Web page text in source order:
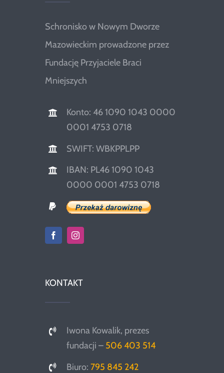
Schronisko w Nowym Dworze
Mazowieckim prowadzone przez
Fundację Przyjaciele Braci
Mniejszych
Konto: 46 1090 1043 0000
0001 4753 0718
SWIFT: WBKPPLPP
IBAN: PL46 1090 1043
0000 0001 4753 0718
KONTAKT
Iwona Kowalik, prezes
fundacji – 506 403 514
Biuro:795 845 242